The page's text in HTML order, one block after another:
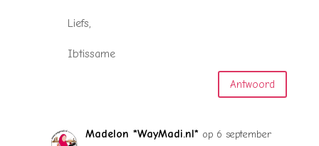
Liefs,
Ibtissame
Antwoord
Madelon *WayMadi.nl* op 6 september